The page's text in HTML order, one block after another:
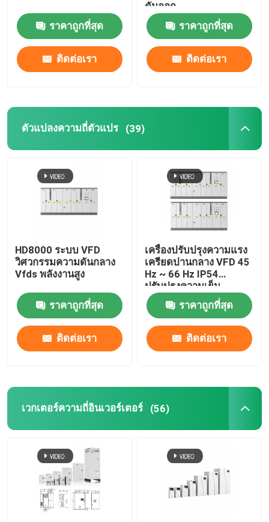
เกี่ยวกับเรา
ทัวร์โรงงาน
การควบคุมคุณภาพ
ติดต่อเรา
ไดรฟ์ความถี่ตัวแปร VFD
ตัวแปลงความถี่ตัวแปร
เวกเตอร์ความถี่อินเวอร์เตอร์
อินเวอร์เตอร์ไดรฟ์ความถี่
การขับเคลื่อนความถี่ที่เปลี่ยนแปลงสําหรับเครน
สถานีชาร์จ EV ที่เก็บพลังงานที่สามารถปรับปรุงได้
ราคาถูกที่สุด
ติดต่อเรา
ดันออก
ราคาถูกที่สุด
ติดต่อเรา
ตัวแปลงความถี่ตัวแปร (39)
HD8000 ระบบ VFD
วิศวกรรมความดันกลาง
Vfds พลังงานสูง
ราคาถูกที่สุด
ติดต่อเรา
เครื่องปรับปรุงความแรง
เครียดปานกลาง VFD 45
Hz ~ 66 Hz IP54
ปรับปรุงความเย็น
ของเหลว
ราคาถูกที่สุด
ติดต่อเรา
เวกเตอร์ความถี่อินเวอร์เตอร์ (56)